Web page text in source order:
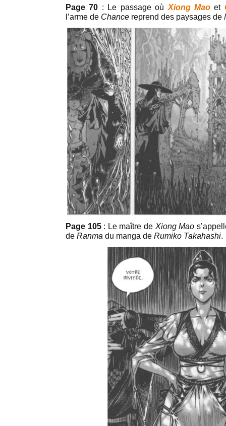
Page 70 : Le passage où Xiong Maoet
l’arme de Chance reprend des paysages de
Page 105: Le maître de Xiong Mao
de Ranma du manga de Rumiko Takahashi.